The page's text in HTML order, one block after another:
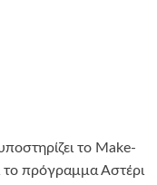
το Make-
πρόγραμμα Αστέρι